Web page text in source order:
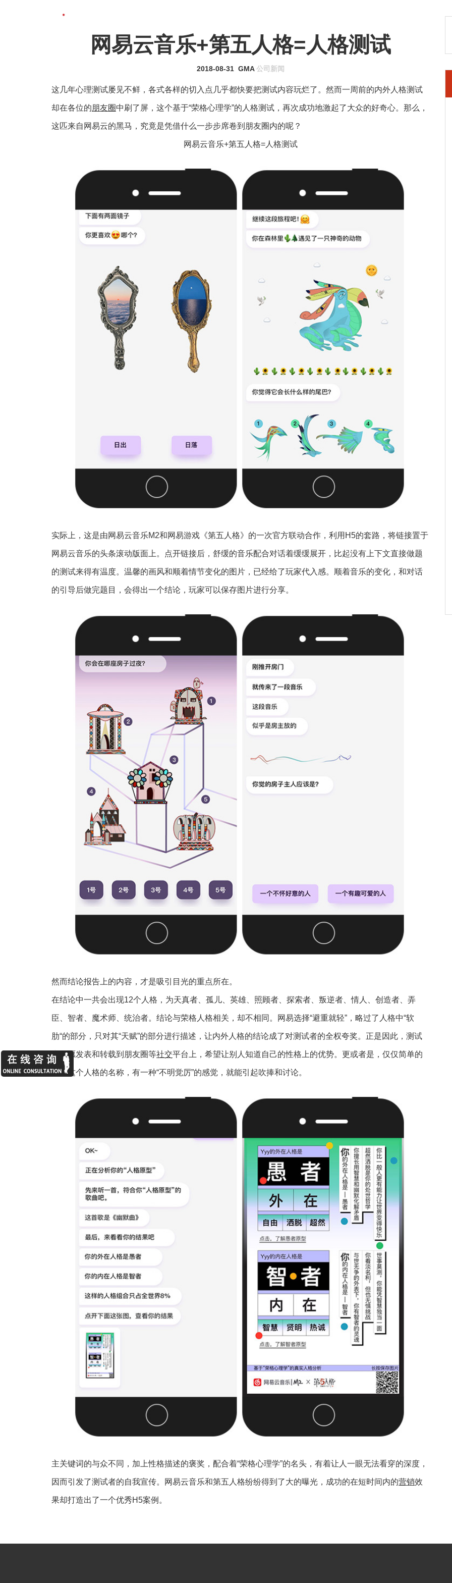
网易云音乐+第五人格=人格测试
2018-08-31 GMA 公司新闻
这几年心理测试屡见不鲜，各式各样的切入点几乎都快要把测试内容玩烂了。然而一周前的内外人格测试
却在各位的朋友圈中刷了屏，这个基于“荣格心理学”的人格测试，再次成功地激起了大众的好奇心。那么，
这匹来自网易云的黑马，究竟是凭借什么一步步席卷到朋友圈内的呢？
​​​网易云音乐+第五人格=人格测试
实际上，这是由网易云音乐M2和网易游戏《第五人格》的一次官方联动合作，利用H5的套路，将链接置于
网易云音乐的头条滚动版面上。点开链接后，舒缓的音乐配合对话着缓缓展开，比起没有上下文直接做题
的测试来得有温度。温馨的画风和顺着情节变化的图片，已经给了玩家代入感。顺着音乐的变化，和对话
的引导后做完题目，会得出一个结论，玩家可以保存图片进行分享。
然而结论报告上的内容，才是吸引目光的重点所在。
在结论中一共会出现12个人格，为天真者、孤儿、英雄、照顾者、探索者、叛逆者、情人、创造者、弄
臣、智者、魔术师、统治者。结论与荣格人格相关，却不相同。网易选择“避重就轻”，略过了人格中“软
肋“的部分，只对其“天赋”的部分进行描述，让内外人格的结论成了对测试者的全权夸奖。正是因此，测试
者自愿发表和转载到朋友圈等社交平台上，希望让别人知道自己的性格上的优势。更或者是，仅仅简单的
为了这个人格的名称，有一种“不明觉厉”的感觉，就能引起吹捧和讨论。
主关键词的与众不同，加上性格描述的褒奖，配合着“荣格心理学”的名头，有着让人一眼无法看穿的深度，
因而引发了测试者的自我宣传。网易云音乐和第五人格纷纷得到了大的曝光，成功的在短时间内的营销效
果却打造出了一个优秀H5案例。